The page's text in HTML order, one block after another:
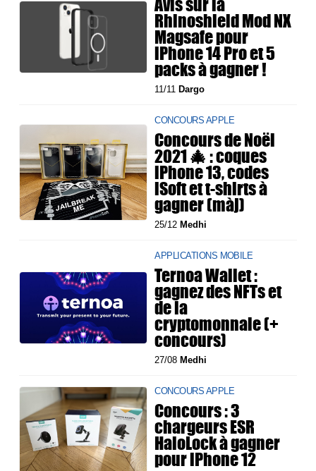
Rhinoshield Mod NX
Magsafe pour
iPhone 14 Pro et 5
packs à gagner !
11/11 Dargo
CONCOURS APPLE
Concours de Noël
2021 🎄 : coques
iPhone 13, codes
iSoft et t-shirts à
gagner (màj)
25/12 Medhi
APPLICATIONS MOBILE
Ternoa Wallet :
gagnez des NFTs et
de la
cryptomonnaie (+
concours)
27/08 Medhi
CONCOURS APPLE
Concours : 3
chargeurs ESR
HaloLock à gagner
pour iPhone 12